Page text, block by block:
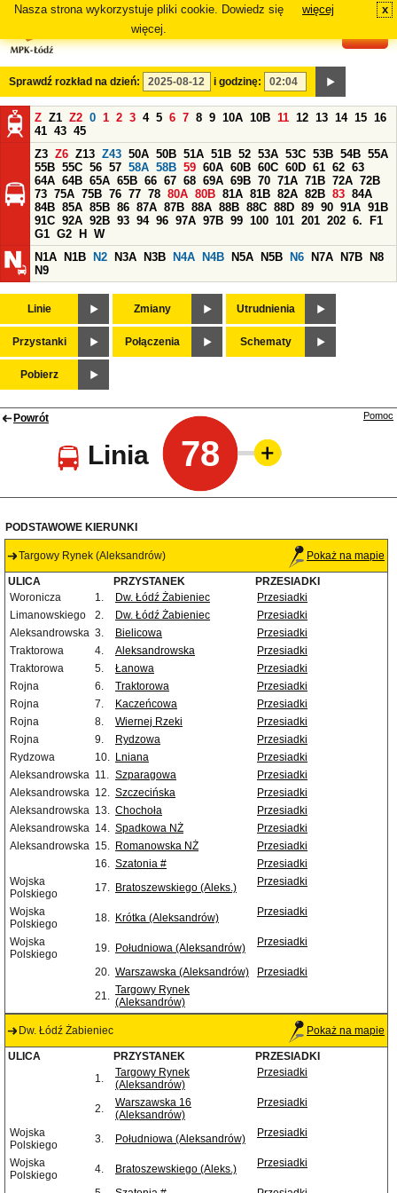
Nasza strona wykorzystuje pliki cookie. Dowiedz się
więcej.
więcej x
Sprawdź rozkład na dzień: i godzinę:
Z Z1 Z2 0 1 2 3 4 5 6 7 8 9 10A 10B 11 12 13 14 15 16
41 43 45
Z3 Z6 Z13 Z43 50A 50B 51A 51B 52 53A 53C 53B 54B 55A
55B 55C 56 57 58A 58B 59 60A 60B 60C 60D 61 62 63
64A 64B 65A 65B 66 67 68 69A 69B 70 71A 71B 72A 72B
73 75A 75B 76 77 78 80A 80B 81A 81B 82A 82B 83 84A
84B 85A 85B 86 87A 87B 88A 88B 88C 88D 89 90 91A 91B
91C 92A 92B 93 94 96 97A 97B 99 100 101 201 202 6.
F1
G1 G2 H
W
N1A
N1B N2 N3A N3B N4A N4B N5A N5B N6 N7A N7B
N8
N9
Linie Zmiany Utrudnienia
Przystanki Połączenia Schematy
Pobierz
Powrót
Linia 78
Pomoc
PODSTAWOWE KIERUNKI
Targowy Rynek (Aleksandrów) Pokaż na mapie
ULICA PRZYSTANEK
PRZESIADKI
Woronicza
1. Dw. Łódź Żabieniec
Przesiadki
Limanowskiego
2. Dw. Łódź Żabieniec
Przesiadki
Aleksandrowska 3. Bielicowa
Przesiadki
Traktorowa
4. Aleksandrowska
Przesiadki
Traktorowa
5. Łanowa
Przesiadki
Rojna
6. Traktorowa
Przesiadki
Rojna
7. Kaczeńcowa
Przesiadki
Rojna
8. Wiernej Rzeki
Przesiadki
Rojna
9. Rydzowa
Przesiadki
Rydzowa
10. Lniana
Przesiadki
Aleksandrowska 11. Szparagowa
Przesiadki
Aleksandrowska 12. Szczecińska
Przesiadki
Aleksandrowska 13. Chochoła
Przesiadki
Aleksandrowska 14. Spadkowa NŻ
Przesiadki
Aleksandrowska 15. Romanowska NŻ
Przesiadki
16. Szatonia #
Przesiadki
Wojska
Polskiego
17. Bratoszewskiego (Aleks.) Przesiadki
Wojska
Polskiego
18. Krótka (Aleksandrów) Przesiadki
Wojska
Polskiego
19. Południowa (Aleksandrów) Przesiadki
20. Warszawska (Aleksandrów)
Przesiadki
21. Targowy Rynek
(Aleksandrów)
Dw. Łódź Żabieniec Pokaż na mapie
ULICA PRZYSTANEK
PRZESIADKI
1.
Targowy Rynek
(Aleksandrów)
Przesiadki
2.
Warszawska 16
(Aleksandrów)
Przesiadki
Wojska
Polskiego
3. Południowa (Aleksandrów) Przesiadki
Wojska
Polskiego
4. Bratoszewskiego (Aleks.) Przesiadki